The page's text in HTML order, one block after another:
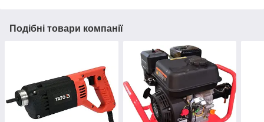
Подібні товари компанії